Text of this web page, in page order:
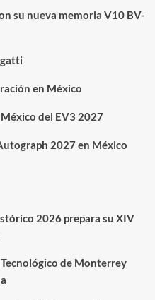
su nueva memoria V10 BV-
en México
del EV3 2027
2027 en México
2026 prepara su XIV
de Monterrey